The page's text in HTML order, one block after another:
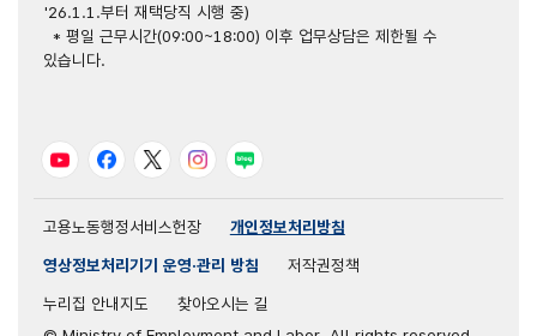
'26.1.1.부터 재택당직 시행 중)
* 평일 근무시간(09:00~18:00) 이후 업무상담은 제한될 수
있습니다.
유튜브 페이스북트위터 인스타그램
블로그
고용노동행정서비스헌장
개인정보처리방침
영상정보처리기기 운영·관리 방침
저작권정책
누리집 안내지도
찾아오시는 길